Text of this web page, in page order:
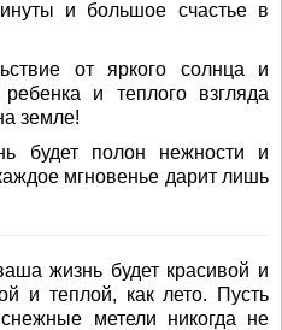
и большое счастье в
от яркого солнца и
и теплого взгляда
земле!
будет полон нежности и
мгновенье дарит лишь
жизнь будет красивой и
и теплой, как лето. Пусть
метели никогда не